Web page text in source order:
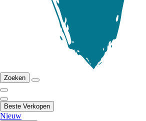
Zoeken
Beste Verkopen
Nieuw